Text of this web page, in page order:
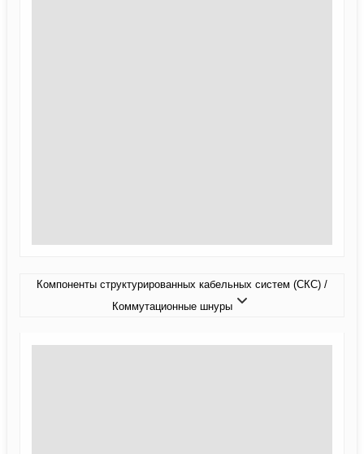
Компоненты структурированных кабельных систем (СКС) /
Коммутационные шнуры